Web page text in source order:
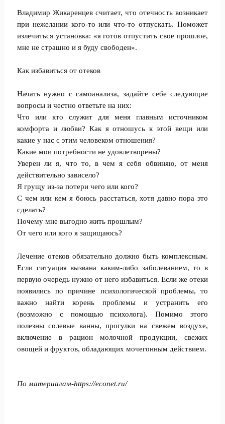
Владимир Жикаренцев считает, что отечность возникает
при нежелании кого-то или что-то отпускать. Поможет
излечиться установка: «я готов отпустить свое прошлое,
мне не страшно и я буду свободен».
Как избавиться от отеков
Начать нужно с самоанализа, задайте себе следующие
вопросы и честно ответьте на них:
Что или кто служит для меня главным источником
комфорта и любви? Как я отношусь к этой вещи или
какие у нас с этим человеком отношения?
Какие мои потребности не удовлетворены?
Уверен ли я, что то, в чем я себя обвиняю, от меня
действительно зависело?
Я грущу из-за потери чего или кого?
С чем или кем я боюсь расстаться, хотя давно пора это
сделать?
Почему мне выгодно жить прошлым?
От чего или кого я защищаюсь?
Лечение отеков обязательно должно быть комплексным.
Если ситуация вызвана каким-либо заболеванием, то в
первую очередь нужно от него избавиться. Если же отеки
появились по причине психологической проблемы, то
важно найти корень проблемы и устранить его
(возможно с помощью психолога). Помимо этого
полезны солевые ванны, прогулки на свежем воздухе,
включение в рацион молочной продукции, свежих
овощей и фруктов, обладающих мочегонным действием.
По материалам-https://econet.ru/